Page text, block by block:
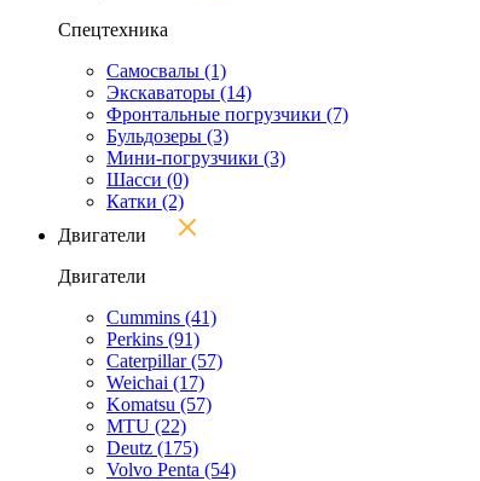
Спецтехника
Самосвалы (1)
Экскаваторы (14)
Фронтальные погрузчики (7)
Бульдозеры (3)
Мини-погрузчики (3)
Шасси (0)
Катки (2)
Двигатели
Двигатели
Cummins (41)
Perkins (91)
Caterpillar(57)
Weichai (17)
Komatsu (57)
MTU (22)
Deutz (175)
Volvo Penta (54)